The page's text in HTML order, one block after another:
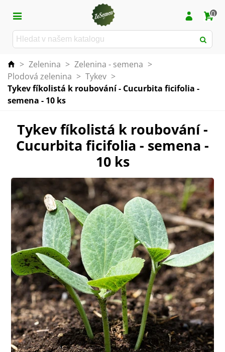
0
> Zelenina > Zelenina - semena >
Plodová zelenina > Tykev >
Tykev fíkolistá k roubování - Cucurbita ficifolia -
semena - 10 ks
Tykev fíkolistá k roubování -
Cucurbita ficifolia - semena -
10 ks